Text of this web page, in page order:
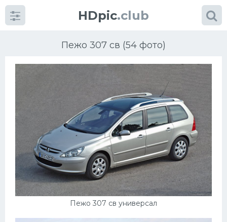
HDpic.club
Пежо 307 св (54 фото)
Пежо 307 св универсал
Категории
Разное
Автомобили
Красивые фото машин